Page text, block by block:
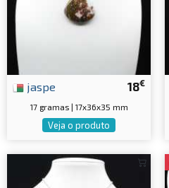
18€
jaspe
17 gramas | 17x36x35 mm
Veja o produto